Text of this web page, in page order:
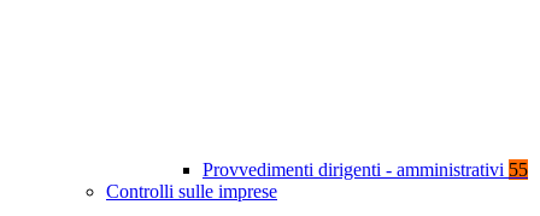
Provvedimenti dirigenti - amministrativi 55
Controlli sulle imprese